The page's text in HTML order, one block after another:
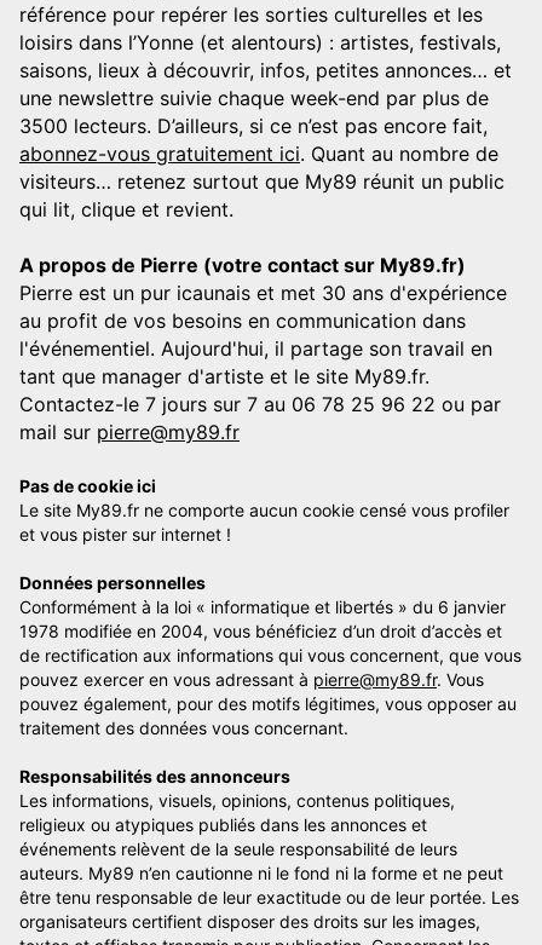
référence pour repérer les sorties culturelles et les
loisirs dans l’Yonne (et alentours) : artistes, festivals,
saisons, lieux à découvrir, infos, petites annonces… et
une newslettre suivie chaque week-end par plus de
3500 lecteurs. D’ailleurs, si ce n’est pas encore fait,
abonnez-vous gratuitement ici. Quant au nombre de
visiteurs… retenez surtout que My89 réunit un public
qui lit, clique et revient.
A propos de Pierre (votre contact sur My89.fr)
Pierre est un pur icaunais et met 30 ans d'expérience
au profit de vos besoins en communication dans
l'événementiel. Aujourd'hui, il partage son travail en
tant que manager d'artiste et le site My89.fr.
Contactez-le 7 jours sur 7 au 06 78 25 96 22 ou par
mail sur pierre@my89.fr
Pas de cookie ici
Le site My89.fr ne comporte aucun cookie censé vous profiler
et vous pister sur internet !
Données personnelles
Conformément à la loi « informatique et libertés » du 6 janvier
1978 modifiée en 2004, vous bénéficiez d’un droit d’accès et
de rectification aux informations qui vous concernent, que vous
pouvez exercer en vous adressant à pierre@my89.fr. Vous
pouvez également, pour des motifs légitimes, vous opposer au
traitement des données vous concernant.
Responsabilités des annonceurs
Les informations, visuels, opinions, contenus politiques,
religieux ou atypiques publiés dans les annonces et
événements relèvent de la seule responsabilité de leurs
auteurs. My89 n’en cautionne ni le fond ni la forme et ne peut
être tenu responsable de leur exactitude ou de leur portée. Les
organisateurs certifient disposer des droits sur les images,